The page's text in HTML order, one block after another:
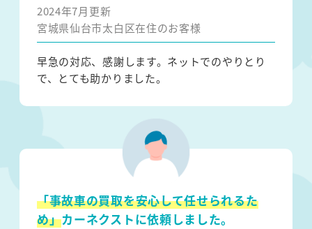
2024年7月更新
宮城県仙台市太白区在住のお客様
早急の対応、感謝します。ネットでのやりとり
で、とても助かりました。
「事故車の買取を安心して任せられるた
め」カーネクストに依頼しました。